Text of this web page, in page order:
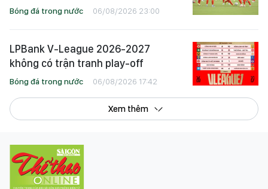
Bóng đá trong nước 06/08/2026 23:00
LPBank V-League 2026-2027
không có trận tranh play-off
Bóng đá trong nước 06/08/2026 17:42
Xem thêm